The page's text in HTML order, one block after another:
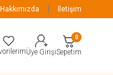
Hakkımızda İletişim
Üye GirişiSepetim
0